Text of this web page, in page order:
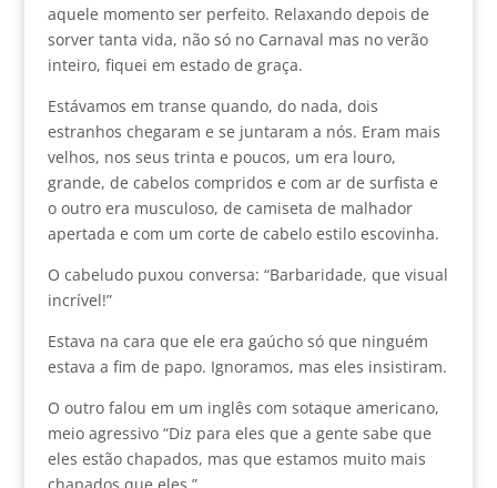
aquele momento ser perfeito. Relaxando depois de
sorver tanta vida, não só no Carnaval mas no verão
inteiro, fiquei em estado de graça.
Estávamos em transe quando, do nada, dois
estranhos chegaram e se juntaram a nós. Eram mais
velhos, nos seus trinta e poucos, um era louro,
grande, de cabelos compridos e com ar de surfista e
o outro era musculoso, de camiseta de malhador
apertada e com um corte de cabelo estilo escovinha.
O cabeludo puxou conversa: “Barbaridade, que visual
incrível!”
Estava na cara que ele era gaúcho só que ninguém
estava a fim de papo. Ignoramos, mas eles insistiram.
O outro falou em um inglês com sotaque americano,
meio agressivo “Diz para eles que a gente sabe que
eles estão chapados, mas que estamos muito mais